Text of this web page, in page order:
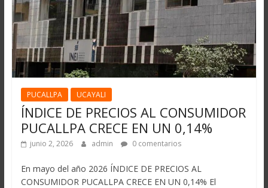
PUCALLPA UCAYALI
ÍNDICE DE PRECIOS AL CONSUMIDOR
PUCALLPA CRECE EN UN 0,14%
junio 2, 2026 admin 0 comentarios
En mayo del año 2026 ÍNDICE DE PRECIOS AL
CONSUMIDOR PUCALLPA CRECE EN UN 0,14% El